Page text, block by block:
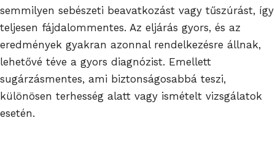
semmilyen sebészeti beavatkozást vagy tűszúrást, így
teljesen fájdalommentes. Az eljárás gyors, és az
eredmények gyakran azonnal rendelkezésre állnak,
lehetővé téve a gyors diagnózist. Emellett
sugárzásmentes, ami biztonságosabbá teszi,
különösen terhesség alatt vagy ismételt vizsgálatok
esetén.